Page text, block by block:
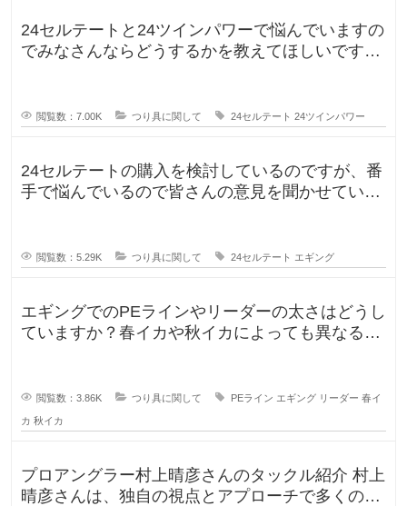
24セルテートと24ツインパワーで悩んでいますの
でみなさんならどうするかを教えてほしいです。
閲覧数：7.00K つり具に関して 24セルテート 24ツインパワー
24セルテートの購入を検討しているのですが、番
手で悩んでいるので皆さんの意見を聞かせていた
閲覧数：5.29K つり具に関して 24セルテート エギング
エギングでのPEラインやリーダーの太さはどうし
ていますか？春イカや秋イカによっても異なると
閲覧数：3.86K つり具に関して PEライン エギング リーダー 春イ
カ 秋イカ
プロアングラー村上晴彦さんのタックル紹介 村上
晴彦さんは、独自の視点とアプローチで多くのフ